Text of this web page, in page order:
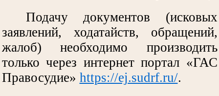
Подачу документов (исковых
заявлений, ходатайств, обращений,
жалоб) необходимо производить
только через интернет портал «ГАС
Правосудие» https://ej.sudrf.ru/.